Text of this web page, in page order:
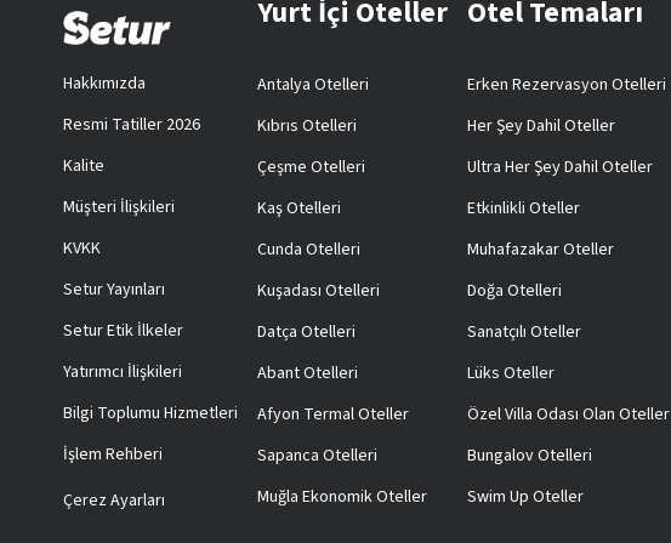
Hakkımızda
Resmi Tatiller 2026
Kalite
Müşteri İlişkileri
KVKK
Setur Yayınları
Setur Etik İlkeler
Yatırımcı İlişkileri
Bilgi Toplumu Hizmetleri
İşlem Rehberi
Çerez Ayarları
Yurt İçi Oteller
Antalya Otelleri
Kıbrıs Otelleri
Çeşme Otelleri
Kaş Otelleri
Cunda Otelleri
Kuşadası Otelleri
Datça Otelleri
Abant Otelleri
Afyon Termal Oteller
Sapanca Otelleri
Muğla Ekonomik Oteller
Otel Temaları
Erken Rezervasyon Otelleri
Her Şey Dahil Oteller
Ultra Her Şey Dahil Oteller
Etkinlikli Oteller
Muhafazakar Oteller
Doğa Otelleri
Sanatçılı Oteller
Lüks Oteller
Özel Villa Odası Olan Oteller
Bungalov Otelleri
Swim Up Oteller